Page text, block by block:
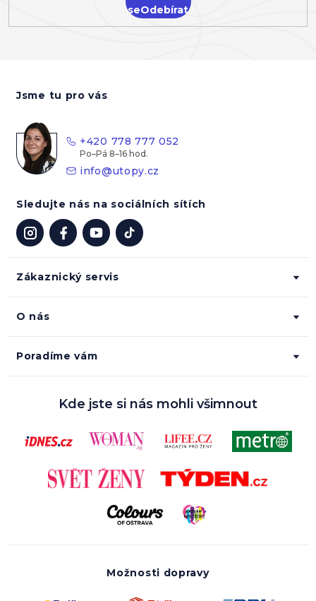
se
Zákaznický servis
O nás
Poradíme vám
Jsme tu pro vás
+420 778 777 052
info@utopy.cz
Sledujte nás na sociálních sítích
Kde jste si nás mohli všimnout
Možnosti dopravy